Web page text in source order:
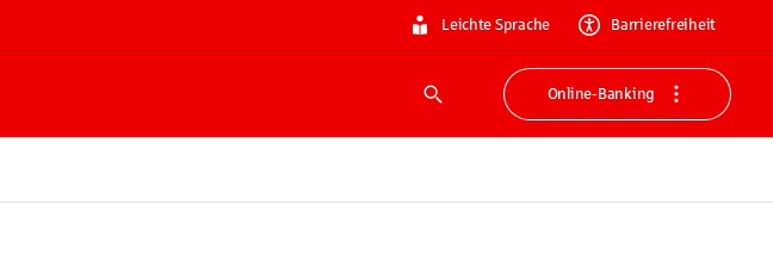
Leichte Sprache Barrierefreiheit
Suche
Online-Banking